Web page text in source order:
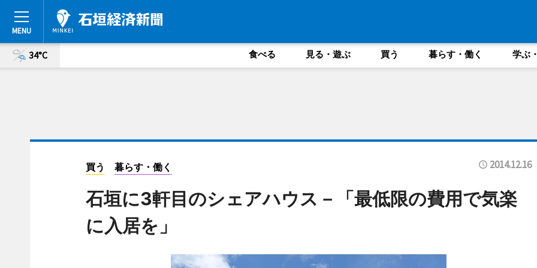
34°C 食べる 見る・遊ぶ 買う 暮らす・働く 学ぶ
買う 暮らす・働く 2014.12.16
石垣に3軒目のシェアハウス－「最低限の費用で気楽
に入居を」